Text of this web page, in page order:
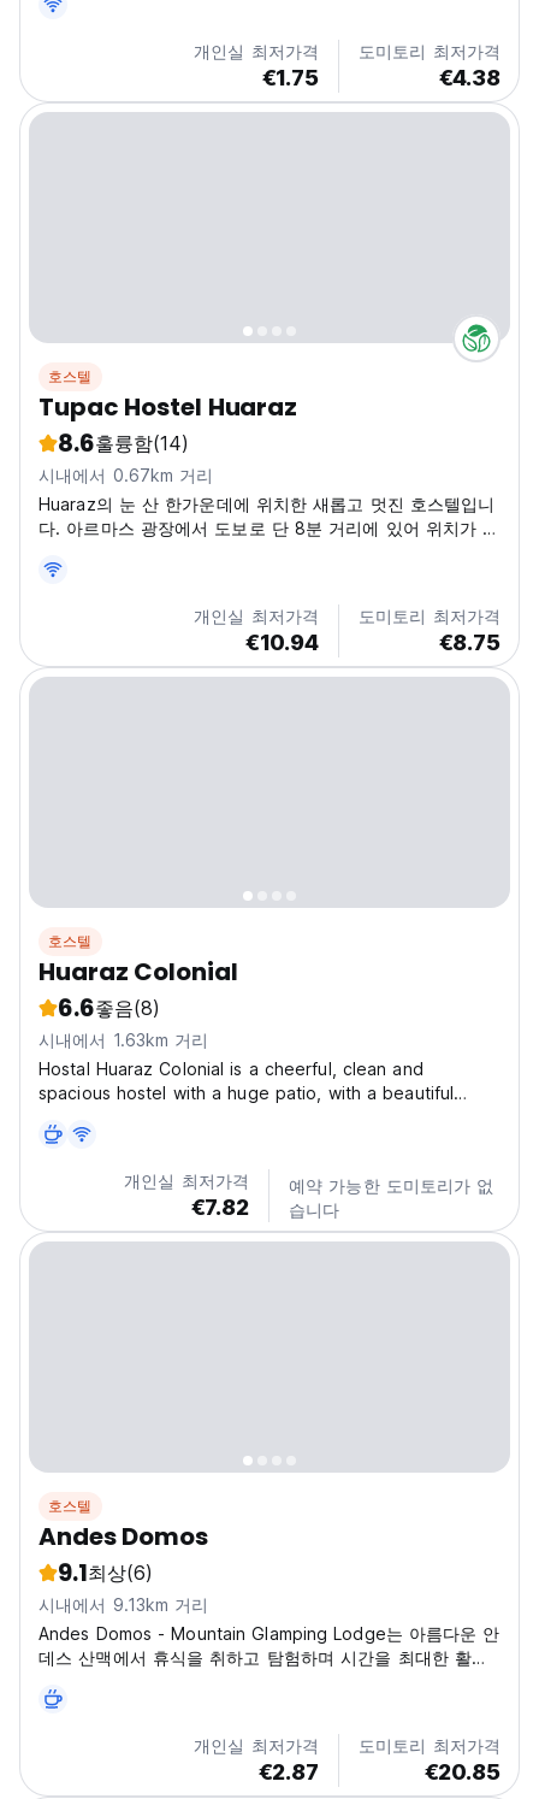
translated from original language)
개인실 최저가격
€1.75
도미토리 최저가격
€4.38
호스텔
Tupac Hostel Huaraz
8.6훌륭함(14)
시내에서 0.67km 거리
Huaraz의 눈 산 한가운데에 위치한 새롭고 멋진 호스텔입니
다. 아르마스 광장에서 도보로 단 8분 거리에 있어 위치가 매
개인실 최저가격
€10.94
도미토리 최저가격
€8.75
호스텔
Huaraz Colonial
6.6좋음(8)
시내에서 1.63km 거리
Hostal Huaraz Colonial is a cheerful, clean and
spacious hostel with a huge patio, with a beautiful
room, common kitchen, green and quiet garden.
Located in Huaraz and with Estadio Rosas Pampa
reachable within...개인실 최저가격
€7.82
예약 가능한 도미토리가 없
습니다
호스텔
Andes Domos
9.1최상(6)
시내에서 9.13km 거리
Andes Domos - Mountain Glamping Lodge는 아름다운 안
데스 산맥에서 휴식을 취하고 탐험하며 시간을 최대한 활용
개인실 최저가격
€2.87
도미토리 최저가격
€20.85